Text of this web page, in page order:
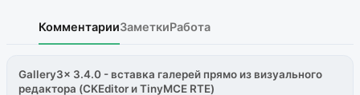
КомментарииЗаметкиРабота
Gallery3x 3.4.0 - вставка галерей прямо из визуального
редактора (CKEditor и TinyMCE RTE)